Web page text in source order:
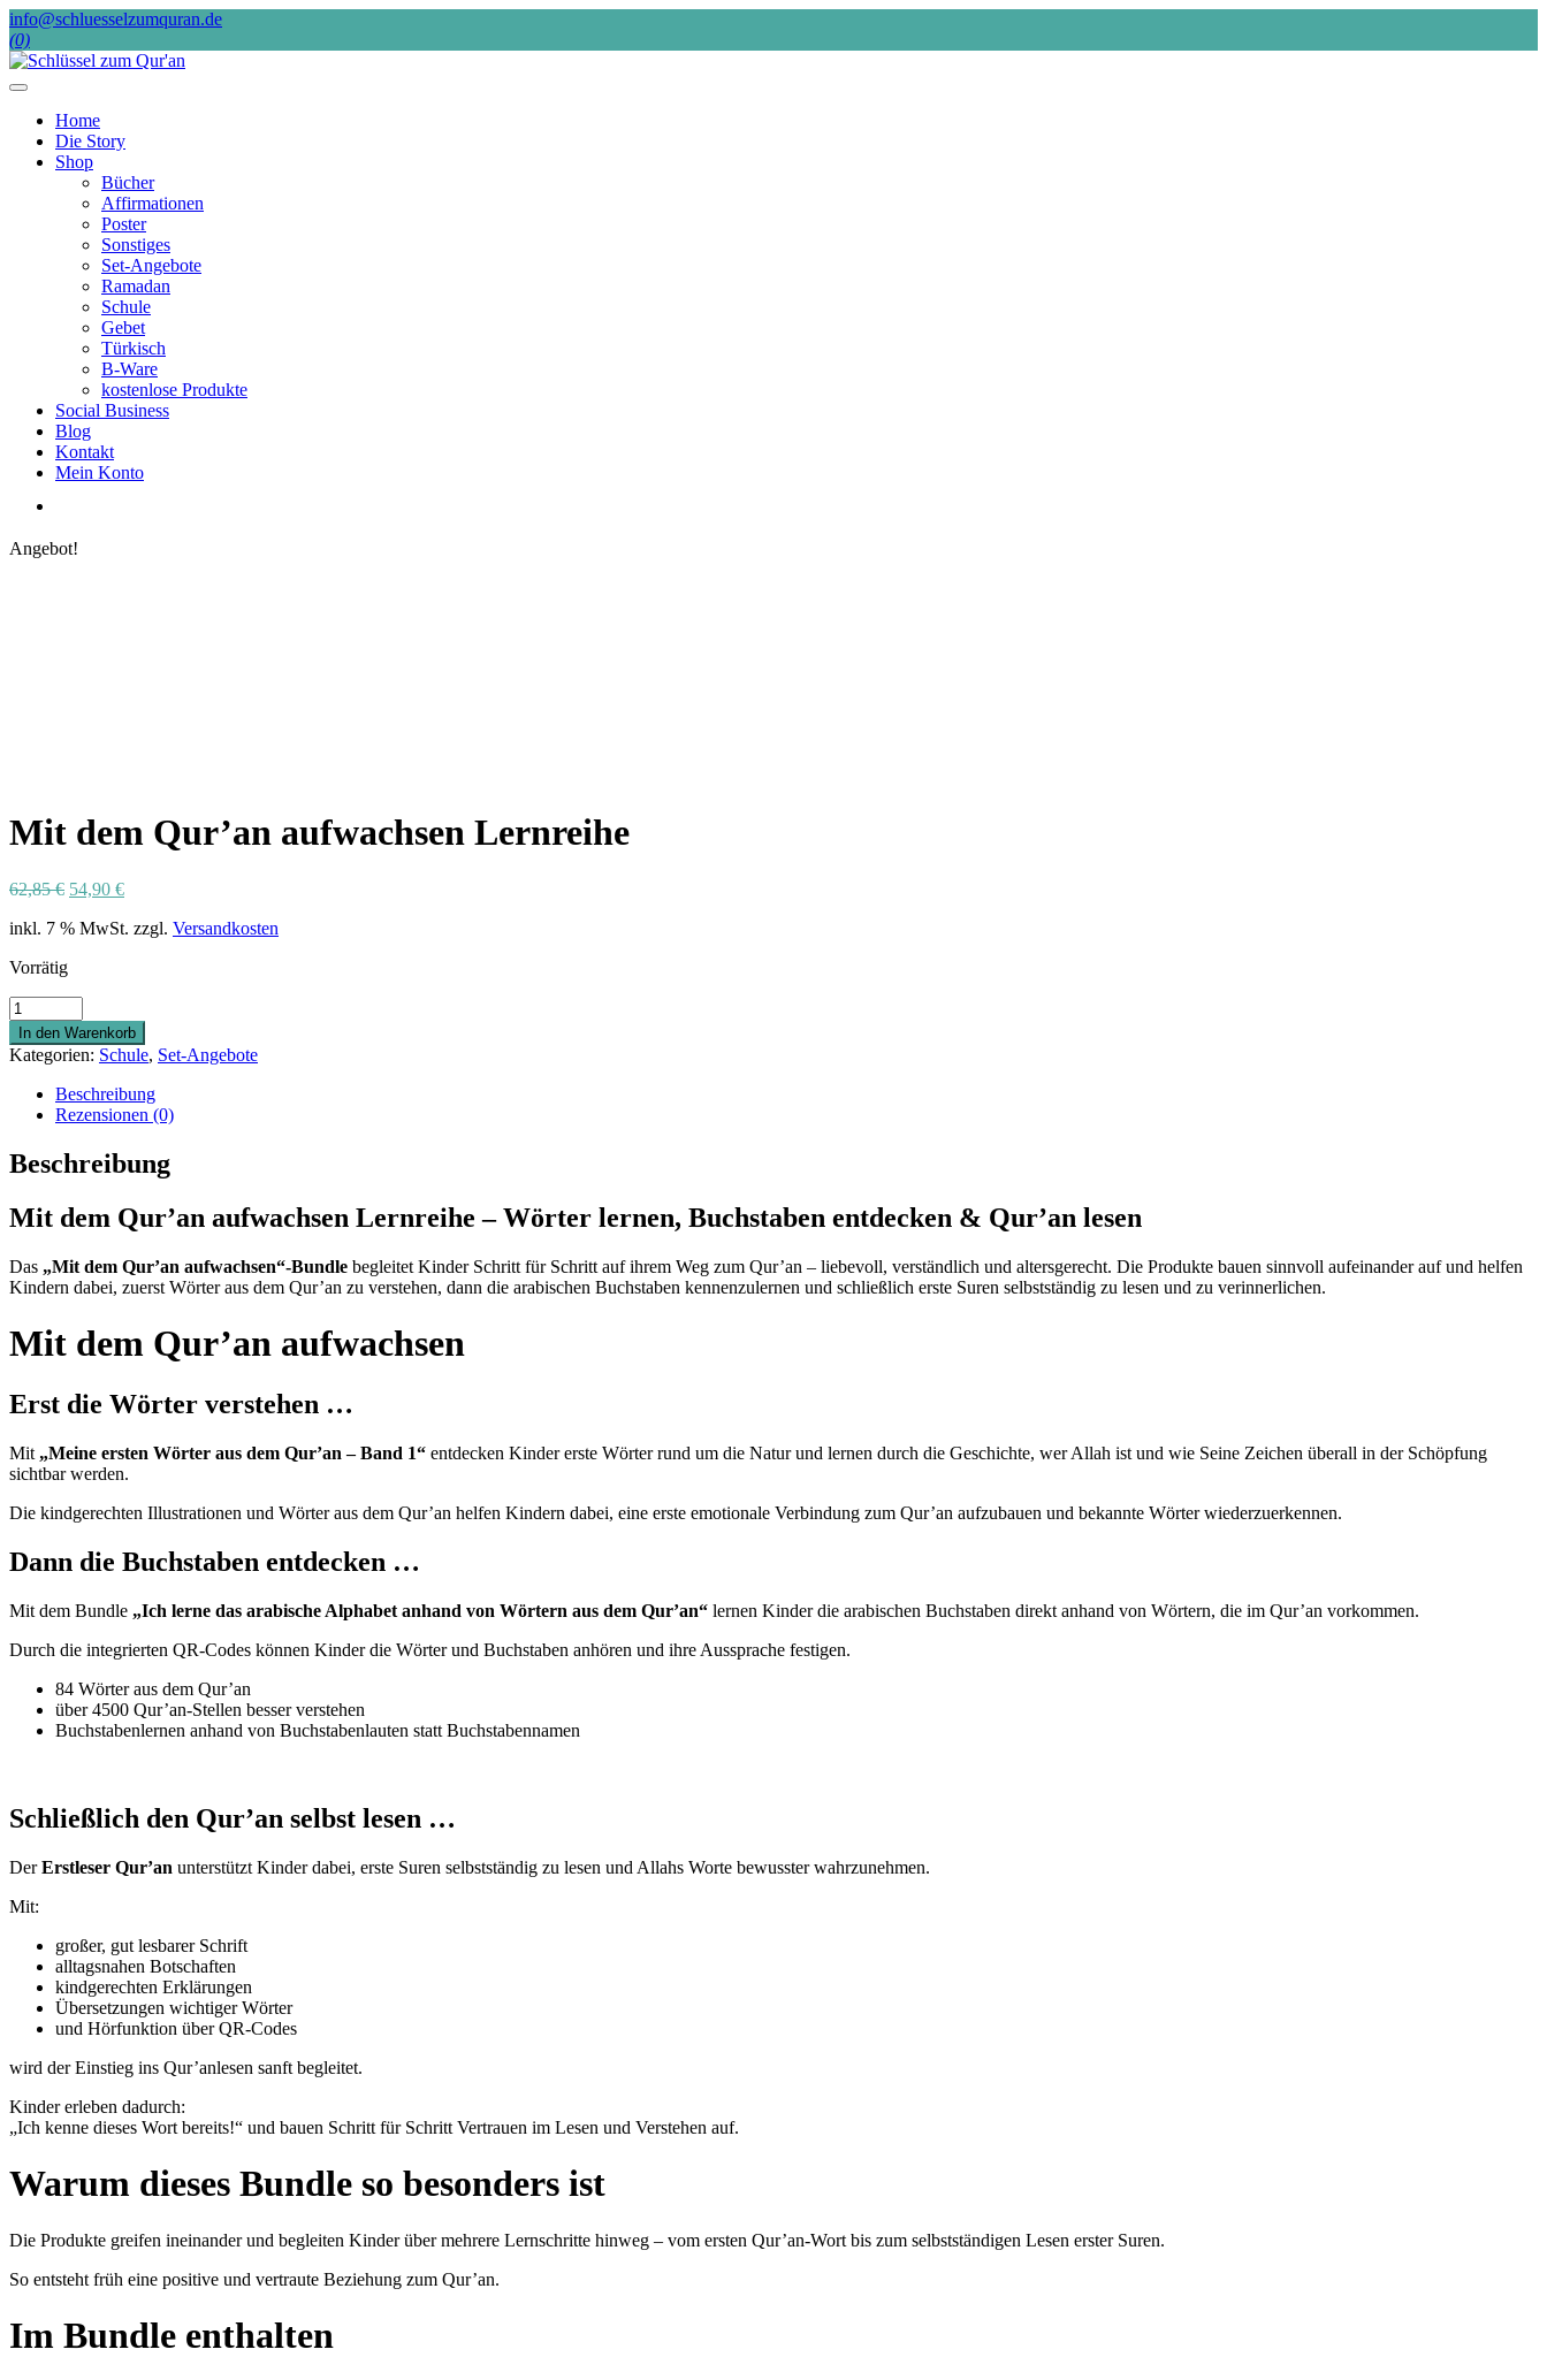
Skip
to
content
info@schluesselzumquran.de
(0)
Home
Die Story
Shop
Bücher
Affirmationen
Poster
Sonstiges
Set-Angebote
Ramadan
Schule
Gebet
Türkisch
B-Ware
kostenlose Produkte
Social Business
Blog
Kontakt
Mein Konto
Angebot!
Mit dem Qur’an aufwachsen Lernreihe
62,85€ Ursprünglicher
war:
54,90 €Aktueller
ist:
inkl. 7 % MwSt. zzgl. Versandkosten
Vorrätig
Mit
dem
Qur’an
aufwachsen
Lernreihe
Menge
In den Warenkorb
Kategorien: Schule, Set-Angebote
Beschreibung
Rezensionen (0)
Beschreibung
Mit dem Qur’an aufwachsen Lernreihe – Wörter lernen, Buchstaben entdecken & Qur’an lesen
Das „Mit dem Qur’an aufwachsen“-Bundle begleitet Kinder Schritt für Schritt auf ihrem Weg zum Qur’an – liebevoll, verständlich und altersgerecht. Die Produkte bauen sinnvoll aufeinander auf und helfen
Kindern dabei, zuerst Wörter aus dem Qur’an zu verstehen, dann die arabischen Buchstaben kennenzulernen und schließlich erste Suren selbstständig zu lesen und zu verinnerlichen.
Mit dem Qur’an aufwachsen
Erst die Wörter verstehen …
Mit „Meine ersten Wörter aus dem Qur’an – Band 1“ entdecken Kinder erste Wörter rund um die Natur und lernen durch die Geschichte, wer Allah ist und wie Seine Zeichen überall in der Schöpfung
sichtbar werden.
Die kindgerechten Illustrationen und Wörter aus dem Qur’an helfen Kindern dabei, eine erste emotionale Verbindung zum Qur’an aufzubauen und bekannte Wörter wiederzuerkennen.
Dann die Buchstaben entdecken …
Mit dem Bundle „Ich lerne das arabische Alphabet anhand von Wörtern aus dem Qur’an“ lernen Kinder die arabischen Buchstaben direkt anhand von Wörtern, die im Qur’an vorkommen.
Durch die integrierten QR-Codes können Kinder die Wörter und Buchstaben anhören und ihre Aussprache festigen.
84 Wörter aus dem Qur’an
über 4500 Qur’an-Stellen besser verstehen
Buchstabenlernen anhand von Buchstabenlauten statt Buchstabennamen
Schließlich den Qur’an selbst lesen …
DerErstleser Qur’an unterstützt Kinder dabei, erste Suren selbstständig zu lesen und Allahs Worte bewusster wahrzunehmen.
Mit:
großer, gut lesbarer Schrift
alltagsnahen Botschaften
kindgerechten Erklärungen
Übersetzungen wichtiger Wörter
und Hörfunktion über QR-Codes
wird der Einstieg ins Qur’anlesen sanft begleitet.
Kinder erleben dadurch:
„Ich kenne dieses Wort bereits!“ und bauen Schritt für Schritt Vertrauen im Lesen und Verstehen auf.
Warum dieses Bundle so besonders ist
Die Produkte greifen ineinander und begleiten Kinder über mehrere Lernschritte hinweg – vom ersten Qur’an-Wort bis zum selbstständigen Lesen erster Suren.
So entsteht früh eine positive und vertraute Beziehung zum Qur’an.
Im Bundle enthalten